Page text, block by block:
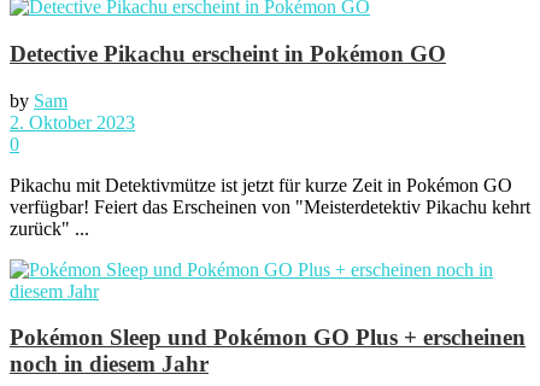
Detective Pikachu erscheint in Pokémon GO
by Sam
2. Oktober 2023
0
Pikachu mit Detektivmütze ist jetzt für kurze Zeit in Pokémon GO
verfügbar! Feiert das Erscheinen von "Meisterdetektiv Pikachu kehrt
zurück" ...
Pokémon Sleep und Pokémon GO Plus + erscheinen
noch in diesem Jahr